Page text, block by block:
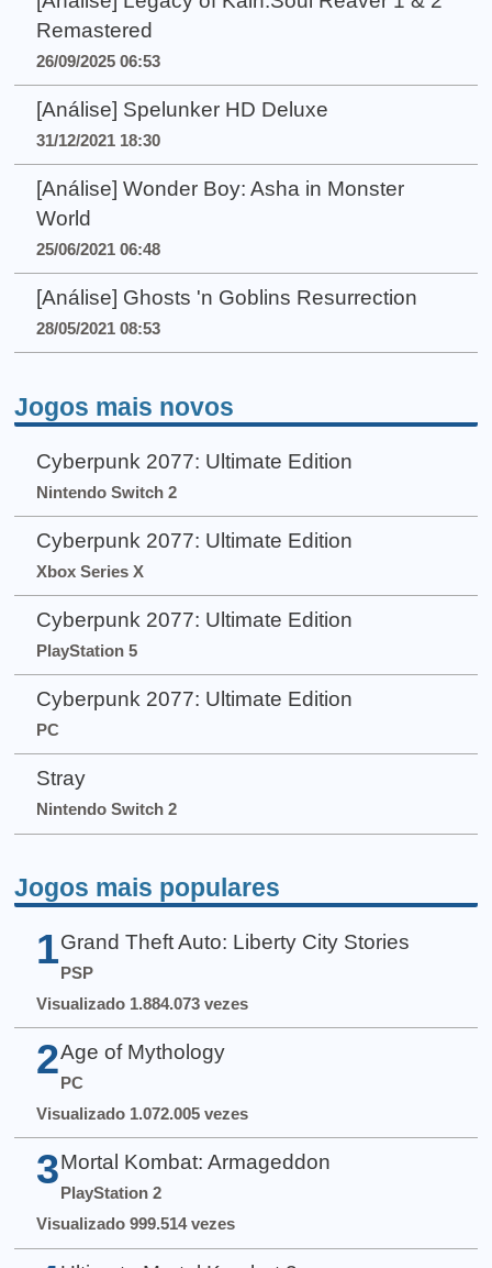
Remastered
26/09/2025 06:53
[Análise] Spelunker HD Deluxe
31/12/2021 18:30
[Análise] Wonder Boy: Asha in Monster
World
25/06/2021 06:48
[Análise] Ghosts 'n Goblins Resurrection
28/05/2021 08:53
Jogos mais novos
Cyberpunk 2077: Ultimate Edition
Nintendo Switch 2
Cyberpunk 2077: Ultimate Edition
Xbox Series X
Cyberpunk 2077: Ultimate Edition
PlayStation 5
Cyberpunk 2077: Ultimate Edition
PC
Stray
Nintendo Switch 2
Jogos mais populares
1 Grand Theft Auto: Liberty City Stories
PSP
Visualizado 1.884.073 vezes
2 Age of Mythology
PC
Visualizado 1.072.005 vezes
3 Mortal Kombat: Armageddon
PlayStation 2
Visualizado 999.514 vezes